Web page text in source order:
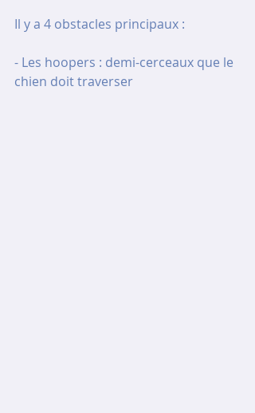
Il y a 4 obstacles principaux :
- Les hoopers : demi-cerceaux que le
chien doit traverser